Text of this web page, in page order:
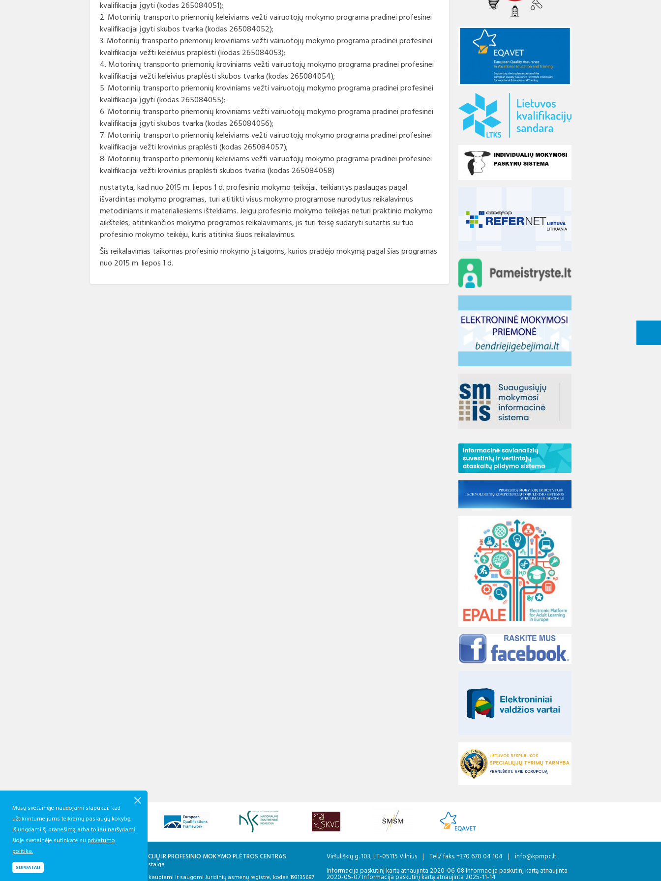
Mūsų svetainėje naudojami slapukai, kad
užtikrintume jums teikiamų paslaugų kokybę.
Išjungdami šį pranešimą arba toliau naršydami
šioje svetainėje sutinkate su privatumo
politika.
SUPRATAU
Biudžeto vykdymo ataskaitų
rinkiniai
Finansinių ataskaitų rinkiniai
Paskatinimai ir
apdovanojimai
Darbo užmokestis
Konkursai
Karjera
Tarnybiniai automobiliai
Vadovų darbotvarkės
Kontaktai
Tarybos, komisijos ir
komitetai
Korupcijos prevencija
Nuorodos
Interneto svetainės atitikties
paraiška
sąsiuviniai
apie mokymo(si) išteklius
Kompetencijų vertinimo
vykdymo instrukcijos
Mokinių registras ir KELTAS
Apeliacijų teikimas
komisijos
Suaugusiųjų mokymosi ištekliai
mokymosi biblioteka
Suaugusiųjų mokymosi
informacinė sistema (SMIS)
Leidiniai
El. žurnalas „Suaugusiųjų
švietimas“
Neformaliuoju ir savišvietos
susijusių su aukštuoju mokslu,
vertinimo ir pripažinimo
kvalifikacijai įgyti (kodas 265084051);
2. Motorinių transporto priemonių keleiviams vežti vairuotojų mokymo programa pradinei profesinei
kvalifikacijai įgyti skubos tvarka (kodas 265084052);
3. Motorinių transporto priemonių kroviniams vežti vairuotojų mokymo programa pradinei profesinei
kvalifikacijai vežti keleivius praplėsti (kodas 265084053);
4. Motorinių transporto priemonių kroviniams vežti vairuotojų mokymo programa pradinei profesinei
kvalifikacijai vežti keleivius praplėsti skubos tvarka (kodas 265084054);
5. Motorinių transporto priemonių kroviniams vežti vairuotojų mokymo programa pradinei profesinei
kvalifikacijai įgyti (kodas 265084055);
6. Motorinių transporto priemonių kroviniams vežti vairuotojų mokymo programa pradinei profesinei
kvalifikacijai įgyti skubos tvarka (kodas 265084056);
7. Motorinių transporto priemonių keleiviams vežti vairuotojų mokymo programa pradinei profesinei
kvalifikacijai vežti krovinius praplėsti (kodas 265084057);
8. Motorinių transporto priemonių keleiviams vežti vairuotojų mokymo programa pradinei profesinei
kvalifikacijai vežti krovinius praplėsti skubos tvarka (kodas 265084058)
nustatyta, kad nuo 2015 m. liepos 1 d. profesinio mokymo teikėjai, teikiantys paslaugas pagal
išvardintas mokymo programas, turi atitikti visus mokymo programose nurodytus reikalavimus
metodiniams ir materialiesiems ištekliams. Jeigu profesinio mokymo teikėjas neturi praktinio mokymo
aikštelės, atitinkančios mokymo programos reikalavimams, jis turi teisę sudaryti sutartis su tuo
profesinio mokymo teikėju, kuris atitinka šiuos reikalavimus.
Šis reikalavimas taikomas profesinio mokymo įstaigoms, kurios pradėjo mokymą pagal šias programas
nuo 2015 m. liepos 1 d.
KVALIFIKACIJŲ IR PROFESINIO MOKYMO PLĖTROS CENTRAS
Biudžetinė įstaiga
Duomenys kaupiami ir saugomi Juridinių asmenų registre, kodas 193135687
Viršuliškių g. 103, LT-05115 Vilnius | Tel./ faks. +370 670 04 104 | info@kpmpc.lt
Informacija paskutinį kartą atnaujinta 2020-06-08 Informacija paskutinį kartą atnaujinta
2020-05-07 Informacija paskutinį kartą atnaujinta 2025-11-14